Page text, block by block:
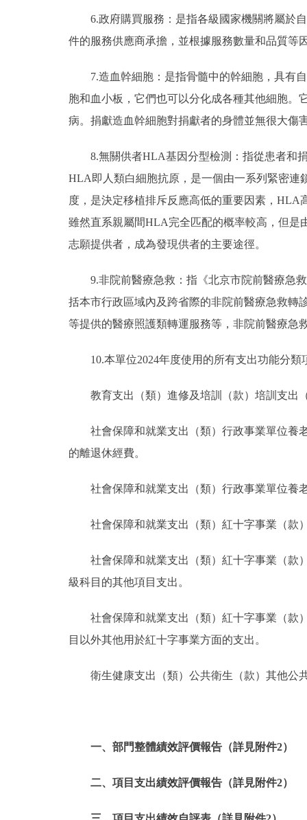
6.政府購買服務：是指各級國家機關將屬於
件的服務供應商承擔，並根據服務數量和品質等
7.造血幹細胞：是指骨髓中的幹細胞，具有
胞和血小板，它們也可以分化成各種其他細胞。
病。捐獻造血幹細胞對捐獻者的身體並無很大傷
8.無關供者HLA基因分型檢測：指從患者和
HLA即人類白細胞抗原，是一個由一系列緊密連
度，是決定移植排斥反應高低的重要因素，HLA
雖然直系親屬間HLA完全匹配的概率較高，但是
志願提供者，成為發現供者的主要途徑。
9.非院前醫療急救：指《北京市院前醫療急
括本市行政區域內及跨省際的非院前醫療急救轉
等提供的醫療照護類轉運服務等，非院前醫療急
10.本單位2024年度使用的所有支出功能分
教育支出（類）進修及培訓（款）培訓支出
社會保障和就業支出（類）行政事業單位養
的離退休經費。
社會保障和就業支出（類）行政事業單位養
社會保障和就業支出（類）紅十字事業（款
社會保障和就業支出（類）紅十字事業（款
級科目的其他項目支出。
社會保障和就業支出（類）紅十字事業（款
目以外其他用於紅十字事業方面的支出。
衛生健康支出（類）公共衛生（款）其他公
一、部門整體績效評價報告（詳見附件2）
二、項目支出績效評價報告（詳見附件2）